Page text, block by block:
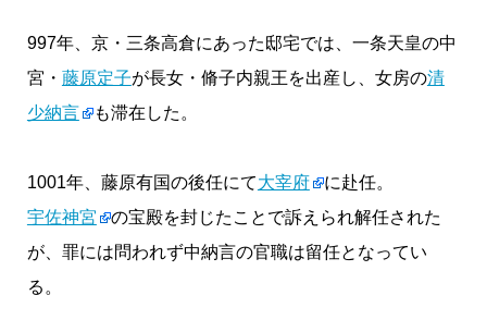
997年、京・三条高倉にあった邸宅では、一条天皇の中
宮・ 藤原定子が長女・脩子内親王を出産し、女房の清
少納言
も滞在した。
1001年、藤原有国の後任にて大宰府
に赴任。
宇佐神宮
の宝殿を封じたことで訴えられ解任された
が、罪には問われず中納言の官職は留任となってい
る。